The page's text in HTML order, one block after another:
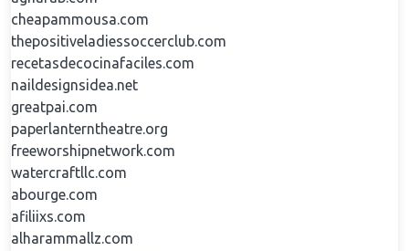
cheapammousa.com
thepositiveladiessoccerclub.com
recetasdecocinafaciles.com
naildesignsidea.net
greatpai.com
paperlanterntheatre.org
freeworshipnetwork.com
watercraftllc.com
abourge.com
afiliixs.com
alharammallz.com